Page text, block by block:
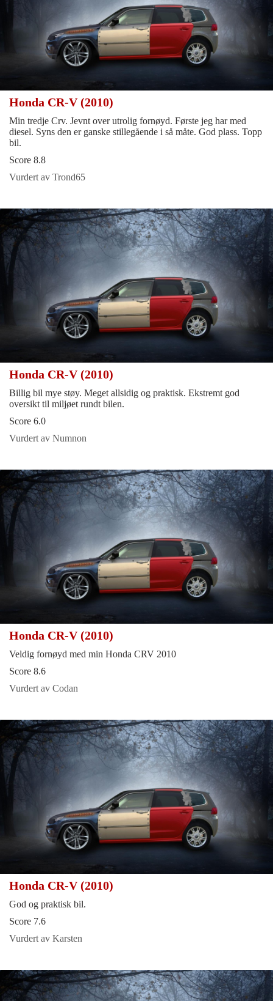
Honda CR-V (2010)
Min tredje Crv. Jevnt over utrolig fornøyd. Første jeg har med
diesel. Syns den er ganske stillegående i så måte. God plass. Topp
bil.
Score 8.8
Vurdert av Trond65
Honda CR-V (2010)
Billig bil mye støy. Meget allsidig og praktisk. Ekstremt god
oversikt til miljøet rundt bilen.
Score 6.0
Vurdert av Numnon
Honda CR-V (2010)
Veldig fornøyd med min Honda CRV 2010
Score 8.6
Vurdert av Codan
Honda CR-V (2010)
God og praktisk bil.
Score 7.6
Vurdert av Karsten